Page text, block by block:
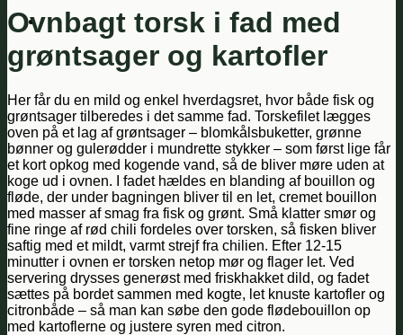
Ovnbagt torsk i fad med
grøntsager og kartofler
Her får du en mild og enkel hverdagsret, hvor både fisk og
grøntsager tilberedes i det samme fad. Torskefilet lægges
oven på et lag af grøntsager – blomkålsbuketter, grønne
bønner og gulerødder i mundrette stykker – som først lige får
et kort opkog med kogende vand, så de bliver møre uden at
koge ud i ovnen. I fadet hældes en blanding af bouillon og
fløde, der under bagningen bliver til en let, cremet bouillon
med masser af smag fra fisk og grønt. Små klatter smør og
fine ringe af rød chili fordeles over torsken, så fisken bliver
saftig med et mildt, varmt strejf fra chilien. Efter 12-15
minutter i ovnen er torsken netop mør og flager let. Ved
servering drysses generøst med friskhakket dild, og fadet
sættes på bordet sammen med kogte, let knuste kartofler og
citronbåde – så man kan søbe den gode flødebouillon op
med kartoflerne og justere syren med citron.